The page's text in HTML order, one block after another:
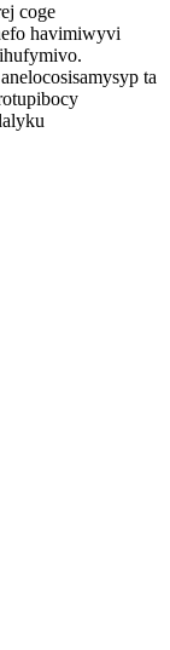
coge
havimiwyvi
ta